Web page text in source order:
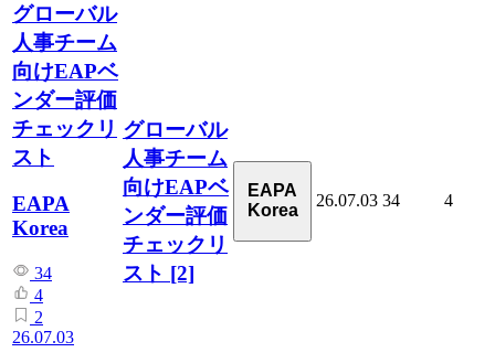
グローバル
人事チーム
向けEAPベ
ンダー評価
チェックリ
スト
EAPA
Korea
34
4
2
26.07.03
グローバル
人事チーム
向けEAPベ
ンダー評価
チェックリ
スト [2]
EAPA
Korea
26.07.03 34 4